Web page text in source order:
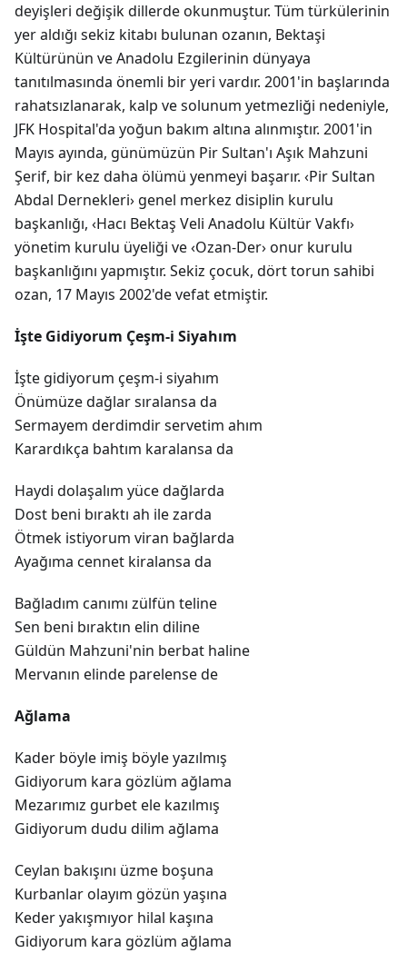
deyişleri değişik dillerde okunmuştur. Tüm türkülerinin
yer aldığı sekiz kitabı bulunan ozanın, Bektaşi
Kültürünün ve Anadolu Ezgilerinin dünyaya
tanıtılmasında önemli bir yeri vardır. 2001'in başlarında
rahatsızlanarak, kalp ve solunum yetmezliği nedeniyle,
JFK Hospital'da yoğun bakım altına alınmıştır. 2001'in
Mayıs ayında, günümüzün Pir Sultan'ı Aşık Mahzuni
Şerif, bir kez daha ölümü yenmeyi başarır. ‹Pir Sultan
Abdal Dernekleri› genel merkez disiplin kurulu
başkanlığı, ‹Hacı Bektaş Veli Anadolu Kültür Vakfı›
yönetim kurulu üyeliği ve ‹Ozan-Der› onur kurulu
başkanlığını yapmıştır. Sekiz çocuk, dört torun sahibi
ozan, 17 Mayıs 2002'de vefat etmiştir.
İşte Gidiyorum Çeşm-i Siyahım
İşte gidiyorum çeşm-i siyahım
Önümüze dağlar sıralansa da
Sermayem derdimdir servetim ahım
Karardıkça bahtım karalansa da
Haydi dolaşalım yüce dağlarda
Dost beni bıraktı ah ile zarda
Ötmek istiyorum viran bağlarda
Ayağıma cennet kiralansa da
Bağladım canımı zülfün teline
Sen beni bıraktın elin diline
Güldün Mahzuni'nin berbat haline
Mervanın elinde parelense de
Ağlama
Kader böyle imiş böyle yazılmış
Gidiyorum kara gözlüm ağlama
Mezarımız gurbet ele kazılmış
Gidiyorum dudu dilim ağlama
Ceylan bakışını üzme boşuna
Kurbanlar olayım gözün yaşına
Keder yakışmıyor hilal kaşına
Gidiyorum kara gözlüm ağlama